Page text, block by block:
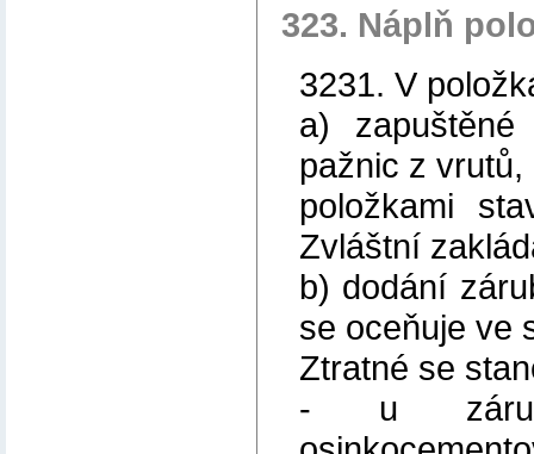
323. Náplň
3231. V
a) zapuštěné
pažnic z
položkami
Zvláštní
b) dodání
se oceňuje ve
Ztratné se
- u